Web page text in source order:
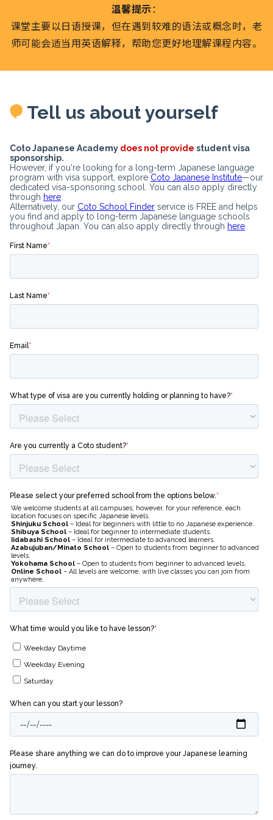
温馨提示：
课堂主要以日语授课，但在遇到较难的语法或概念时，老
师可能会适当用英语解释，帮助您更好地理解课程内容。